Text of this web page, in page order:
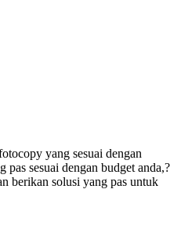
yang sesuai dengan
pas sesuai dengan budget anda,?
berikan solusi yang pas untuk